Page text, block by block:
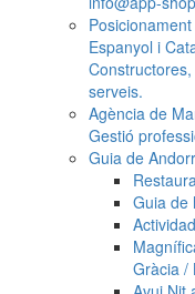
Espanyol i
serveis.
Agència de
Gestió
Guia de
Guia de
Gràcia /